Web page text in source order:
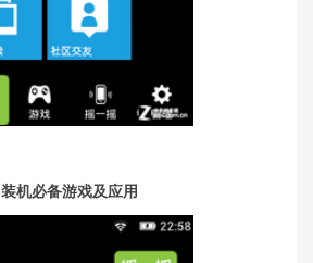
装机必备游戏及应用